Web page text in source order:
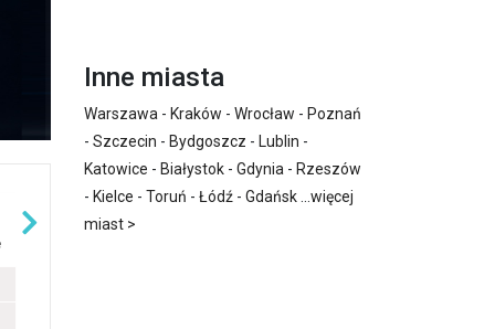
Inne miasta
Warszawa - Kraków - Wrocław - Poznań
- Szczecin - Bydgoszcz - Lublin -
Katowice - Białystok - Gdynia - Rzeszów
- Kielce - Toruń - Łódź - Gdańsk
więcej
miast >